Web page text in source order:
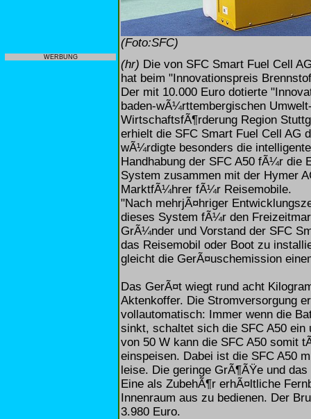
WERBUNG
(Foto:SFC)
(hr) Die von SFC Smart Fuel Cell
hat beim "Innovationspreis
Der mit 10.000 Euro dotierte
baden-wÃ¼rttembergischen
WirtschaftsfÃ¶rderung Region
erhielt die SFC Smart Fuel Cell AG
wÃ¼rdigte besonders die
Handhabung der SFC A50 fÃ¼r die
System zusammen mit der Hymer
MarktfÃ¼hrer fÃ¼r Reisemobile.
"Nach mehrjÃ¤hriger
dieses System fÃ¼r den
GrÃ¼nder und Vorstand der SFC
das Reisemobil oder Boot zu
gleicht die GerÃ¤uschemission
Das GerÃ¤t wiegt rund acht
Aktenkoffer. Die Stromversorgung
vollautomatisch: Immer wenn die
sinkt, schaltet sich die SFC A50
von 50 W kann die SFC A50 somit
einspeisen. Dabei ist die SFC A50
leise. Die geringe GrÃ¶ÃŸe und
Eine als ZubehÃ¶r erhÃ¤ltliche
Innenraum aus zu bedienen. Der
3.980 Euro.